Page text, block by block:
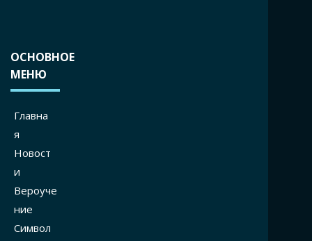
ОСНОВНОЕ
МЕНЮ
Главна
я
Новост
и
Вероуче
ние
Символ